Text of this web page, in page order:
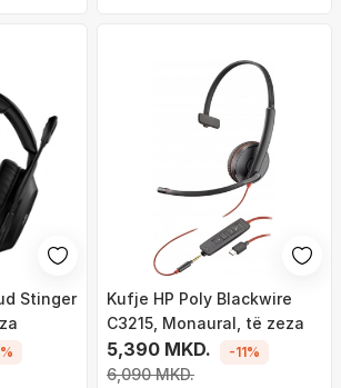
Stinger
Kufje HP Poly Blackwire
C3215, Monaural, të zeza
5,390 MKD.
6,090 MKD.
-11%